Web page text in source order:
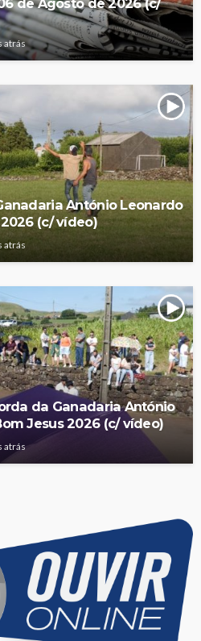
de Agosto de 2026 (c/
atrás
António Leonardo
(c/ vídeo)
atrás
da Ganadaria António
Jesus 2026 (c/ vídeo)
atrás